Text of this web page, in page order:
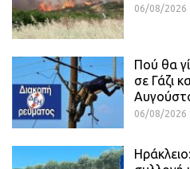
06/08/2026
Πού θα
σε Γάζι
06/08/2026